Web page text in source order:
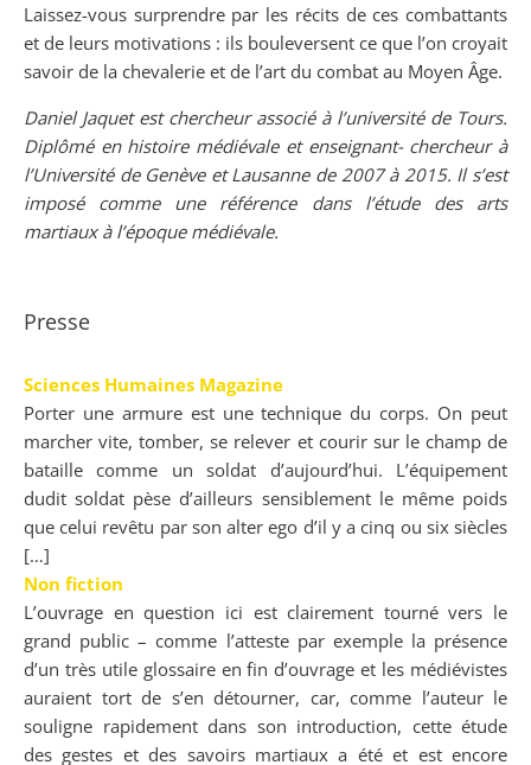
Laissez-vous surprendre par les récits de ces combattants
et de leurs motivations : ils bouleversent ce que l’on croyait
savoir de la chevalerie et de l’art du combat au Moyen Âge.
Daniel Jaquet est chercheur associé à l’université de Tours.
Diplômé en histoire médiévale et enseignant- chercheur à
l’Université de Genève et Lausanne de 2007 à 2015. Il s’est
imposé comme une référence dans l’étude des arts
martiaux à l’époque médiévale.
Presse
Sciences Humaines Magazine
Porter une armure est une technique du corps. On peut
marcher vite, tomber, se relever et courir sur le champ de
bataille comme un soldat d’aujourd’hui. L’équipement
dudit soldat pèse d’ailleurs sensiblement le même poids
que celui revêtu par son alter ego d’il y a cinq ou six siècles
[…]
Non fiction
L’ouvrage en question ici est clairement tourné vers le
grand public – comme l’atteste par exemple la présence
d’un très utile glossaire en fin d’ouvrage et les médiévistes
auraient tort de s’en détourner, car, comme l’auteur le
souligne rapidement dans son introduction, cette étude
des gestes et des savoirs martiaux a été et est encore